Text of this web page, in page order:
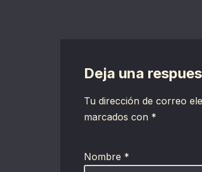
Deja una
Tu dirección de correo
marcados con *
Nombre *